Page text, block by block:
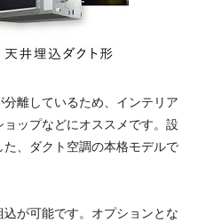
離しているため、インテリア
ップなどにオススメです。設
、ダクト空調の本格モデルで
が可能です。オプションとな